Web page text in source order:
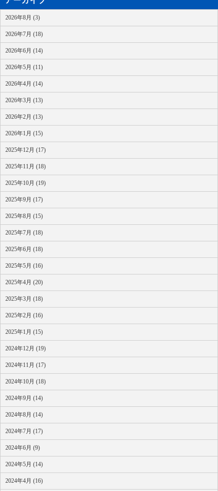
2026年8月 (3)
2026年7月 (18)
2026年6月 (14)
2026年5月 (11)
2026年4月 (14)
2026年3月 (13)
2026年2月 (13)
2026年1月 (15)
2025年12月 (17)
2025年11月 (18)
2025年10月 (19)
2025年9月 (17)
2025年8月 (15)
2025年7月 (18)
2025年6月 (18)
2025年5月 (16)
2025年4月 (20)
2025年3月 (18)
2025年2月 (16)
2025年1月 (15)
2024年12月 (19)
2024年11月 (17)
2024年10月 (18)
2024年9月 (14)
2024年8月 (14)
2024年7月 (17)
2024年6月 (9)
2024年5月 (14)
2024年4月 (16)